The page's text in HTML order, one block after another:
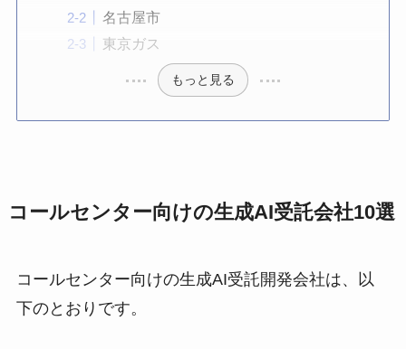
名古屋市
東京ガス
もっと見る
コールセンター向けの生成AI受託会社10選
コールセンター向けの生成AI受託開発会社は、以
下のとおりです。